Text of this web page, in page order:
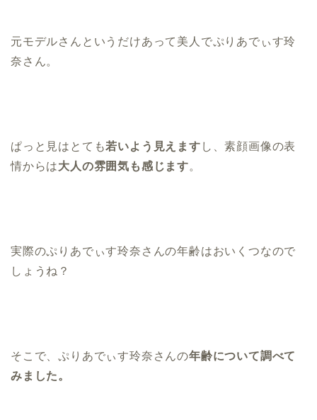
元モデルさんというだけあって美人でぷりあでぃす玲
奈さん。
ぱっと見はとても若いよう見えます し、素顔画像の表
情からは大人の雰囲気も感じます。
実際のぷりあでぃす玲奈さんの年齢はおいくつなので
しょうね？
そこで、ぷりあでぃす玲奈さんの年齢について調べて
みました。